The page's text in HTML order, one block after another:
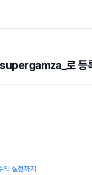
supergamza_로 등
익 실현까지